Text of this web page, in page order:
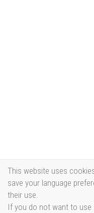
This website uses
save your language
their use.
If you do not want to